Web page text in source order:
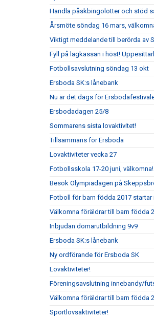
Handla påskbingolotter och stöd
Årsmöte söndag 16 mars,
Viktigt meddelande till berörda av
Fyll på lagkassan i höst!
Fotbollsavslutning söndag 13 okt
Ersboda SK:s lånebank
Nu är det dags för
Ersbodadagen 25/8
Sommarens sista lovaktivitet!
Tillsammans för Ersboda
Lovaktiviteter vecka 27
Fotbollsskola 17-20 juni, välkomna!
Besök Olympiadagen på
Fotboll för barn födda 2017 startar
Välkomna föräldrar till barn födda
Inbjudan domarutbildning 9v9
Ersboda SK:s lånebank
Ny ordförande för Ersboda SK
Lovaktiviteter!
Föreningsavslutning innebandy/
Välkomna föräldrar till barn födda
Sportlovsaktiviteter!